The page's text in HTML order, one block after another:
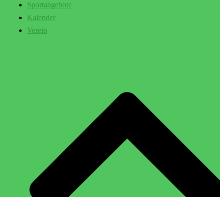
Sportangebote
Kalender
Verein